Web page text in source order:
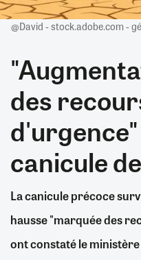
@David - stock.adobe.com -
des
canicule
La canicule précoce
hausse "marquée des
ont constaté le